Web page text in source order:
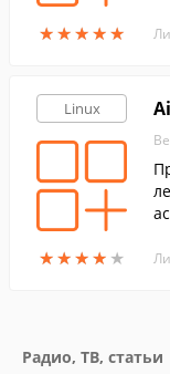
★★★★★
★★★★★
Linux
★★★★ ★
★★★★ ★
Радио, ТВ, статьи